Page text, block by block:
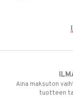
Aina maksuton
tuotteen